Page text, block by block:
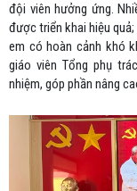
đội viên hưởng ứng.
được triển khai hiệu
em có hoàn cảnh khó
giáo viên Tổng phụ
nhiệm, góp phần nâng